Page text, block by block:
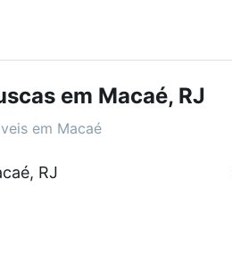
como piscina,
envolvidos no processo de
e conforto. Loft, com
em Macaé, RJ
em Macaé
RJ